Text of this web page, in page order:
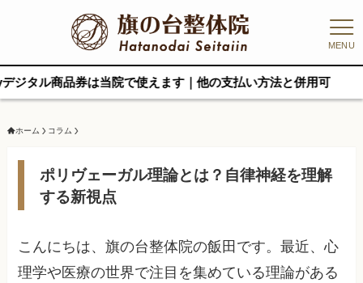
MENU
品川区の
ホーム コラム
ポリヴェーガル理論とは？自律神経を理解
する新視点
こんにちは、旗の台整体院の飯田です。最近、心
理学や医療の世界で注目を集めている理論がある